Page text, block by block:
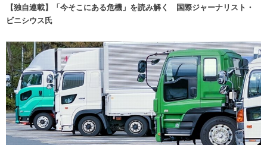
【独自連載】「今そこにある危機」を読み解く 国際ジャーナリスト・
ビニシウス氏